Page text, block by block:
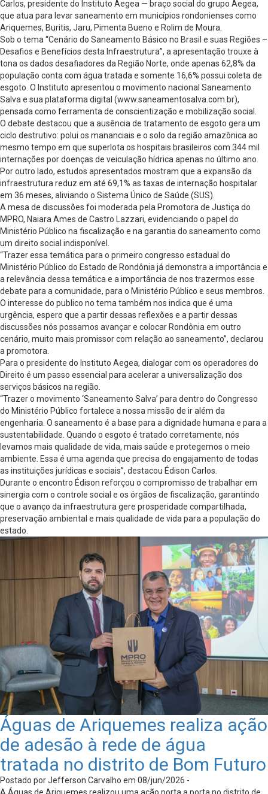
Carlos, presidente do Instituto Aegea — braço social do grupo Aegea,
que atua para levar saneamento em municípios rondonienses como
Ariquemes, Buritis, Jaru, Pimenta Bueno e Rolim de Moura.
Sob o tema “Cenário do Saneamento Básico no Brasil e suas Regiões –
Desafios e Benefícios desta Infraestrutura”, a apresentação trouxe à
tona os dados desafiadores da Região Norte, onde apenas 62,8% da
população conta com água tratada e somente 16,6% possui coleta de
esgoto. O Instituto apresentou o movimento nacional Saneamento
Salva e sua plataforma digital (www.saneamentosalva.com.br),
pensada como ferramenta de conscientização e mobilização social.
O debate destacou que a ausência de tratamento de esgoto gera um
ciclo destrutivo: polui os mananciais e o solo da região amazônica ao
mesmo tempo em que superlota os hospitais brasileiros com 344 mil
internações por doenças de veiculação hídrica apenas no último ano.
Por outro lado, estudos apresentados mostram que a expansão da
infraestrutura reduz em até 69,1% as taxas de internação hospitalar
em 36 meses, aliviando o Sistema Único de Saúde (SUS).
A mesa de discussões foi moderada pela Promotora de Justiça do
MPRO, Naiara Ames de Castro Lazzari, evidenciando o papel do
Ministério Público na fiscalização e na garantia do saneamento como
um direito social indisponível.
“Trazer essa temática para o primeiro congresso estadual do
Ministério Público do Estado de Rondônia já demonstra a importância e
a relevância dessa temática e a importância de nos trazermos esse
debate para a comunidade, para o Ministério Público e seus membros.
O interesse do publico no tema também nos indica que é uma
urgência, espero que a partir dessas reflexões e a partir dessas
discussões nós possamos avançar e colocar Rondônia em outro
cenário, muito mais promissor com relação ao saneamento”, declarou
a promotora.
Para o presidente do Instituto Aegea, dialogar com os operadores do
Direito é um passo essencial para acelerar a universalização dos
serviços básicos na região.
“Trazer o movimento ‘Saneamento Salva’ para dentro do Congresso
do Ministério Público fortalece a nossa missão de ir além da
engenharia. O saneamento é a base para a dignidade humana e para a
sustentabilidade. Quando o esgoto é tratado corretamente, nós
levamos mais qualidade de vida, mais saúde e protegemos o meio
ambiente. Essa é uma agenda que precisa do engajamento de todas
as instituições jurídicas e sociais”, destacou Édison Carlos.
Durante o encontro Édison reforçou o compromisso de trabalhar em
sinergia com o controle social e os órgãos de fiscalização, garantindo
que o avanço da infraestrutura gere prosperidade compartilhada,
preservação ambiental e mais qualidade de vida para a população do
estado.
Águas de Ariquemes realiza ação
de adesão à rede de água
tratada no distrito de Bom Futuro
Postado por Jefferson Carvalho em 08/jun/2026 -